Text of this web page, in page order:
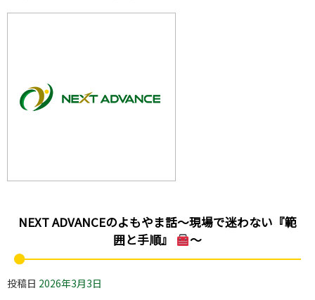
NEXT ADVANCEのよもやま話～現場で迷わない『範
囲と手順』
～
投稿日 2026年3月3日